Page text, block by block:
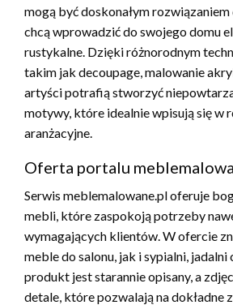
mogą być doskonałym
chcą wprowadzić do swojego domu
rustykalne. Dzięki różnorodnym
takim jak decoupage, malowanie
artyści potrafią stworzyć
motywy, które idealnie wpisują się w
aranżacyjne.
Oferta portalu
Serwis meblemalowane.pl oferuje
mebli, które zaspokoją potrzeby
wymagających klientów. W ofercie
meble do salonu, jak i sypialni, jadalni
produkt jest starannie opisany, a
detale, które pozwalają na dokładne